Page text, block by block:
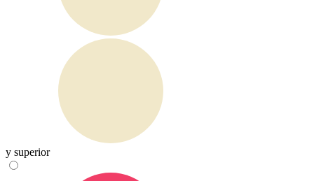
y superior